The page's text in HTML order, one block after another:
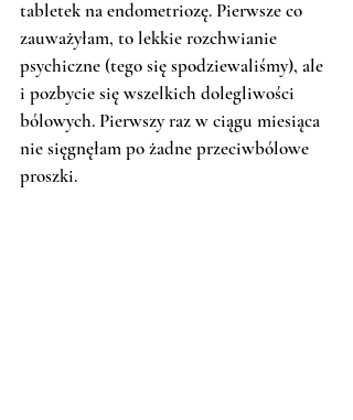
tabletek na endometriozę. Pierwsze co
zauważyłam, to lekkie rozchwianie
psychiczne (tego się spodziewaliśmy), ale
i pozbycie się wszelkich dolegliwości
bólowych. Pierwszy raz w ciągu miesiąca
nie sięgnęłam po żadne przeciwbólowe
proszki.